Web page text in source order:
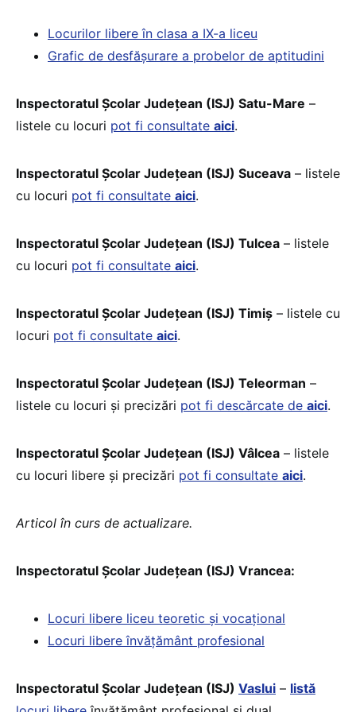
Locurilor libere în clasa a IX-a liceu
Grafic de desfășurare a probelor de aptitudini
Inspectoratul Școlar Județean (ISJ) Satu-Mare –
listele cu locuri pot fi consultate aici.
Inspectoratul Școlar Județean (ISJ) Suceava – listele
cu locuri pot fi consultate aici.
Inspectoratul Școlar Județean (ISJ) Tulcea – listele
cu locuri pot fi consultate aici.
Inspectoratul Școlar Județean (ISJ) Timiş – listele cu
locuri pot fi consultate aici.
Inspectoratul Școlar Județean (ISJ) Teleorman –
listele cu locuri și precizări pot fi descărcate de aici.
Inspectoratul Școlar Județean (ISJ) Vâlcea – listele
cu locuri libere și precizări pot fi consultate aici.
Articol în curs de actualizare.
Inspectoratul Școlar Județean (ISJ) Vrancea:
Locuri libere liceu teoretic și vocațional
Locuri libere învățământ profesional
Inspectoratul Școlar Județean (ISJ) Vaslui – listă